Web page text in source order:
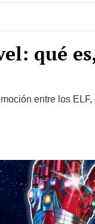
qué
entre los